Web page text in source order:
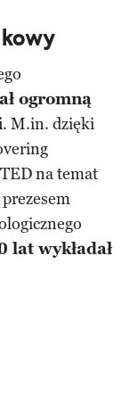
ogromną
. M.in. dzięki
na temat
lat wykładał